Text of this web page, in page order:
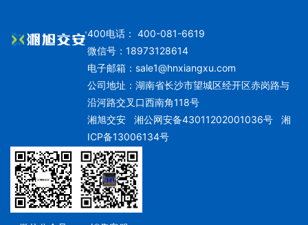
400电话： 400-081-6619
微信号：18973128614
电子邮箱： sale1@hnxiangxu.com
公司地址：湖南省长沙市望城区经开区赤岗路与
沿河路交叉口西南角118号
湘旭交安湘公网安备43011202001036号
湘
ICP备13006134号